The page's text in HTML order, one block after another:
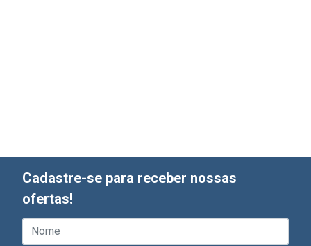
Cadastre-se para receber nossas
ofertas!